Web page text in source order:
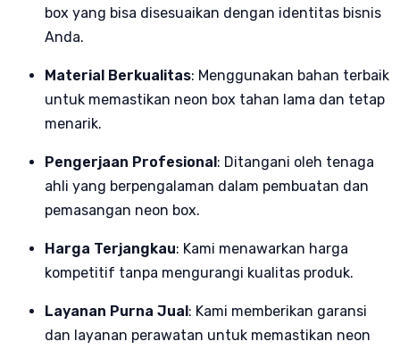
box yang bisa disesuaikan dengan identitas bisnis
Anda.
Material Berkualitas: Menggunakan bahan terbaik
untuk memastikan neon box tahan lama dan tetap
menarik.
Pengerjaan Profesional : Ditangani oleh tenaga
ahli yang berpengalaman dalam pembuatan dan
pemasangan neon box.
Harga Terjangkau: Kami menawarkan harga
kompetitif tanpa mengurangi kualitas produk.
Layanan Purna Jual : Kami memberikan garansi
dan layanan perawatan untuk memastikan neon